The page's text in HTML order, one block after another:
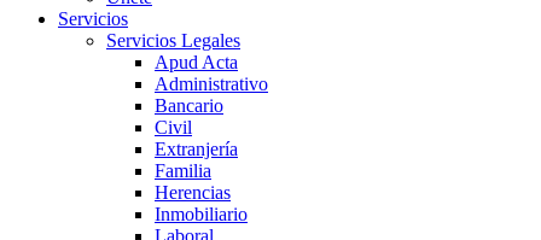
Servicios
Servicios Legales
Apud Acta
Administrativo
Bancario
Civil
Extranjería
Familia
Herencias
Inmobiliario
Laboral